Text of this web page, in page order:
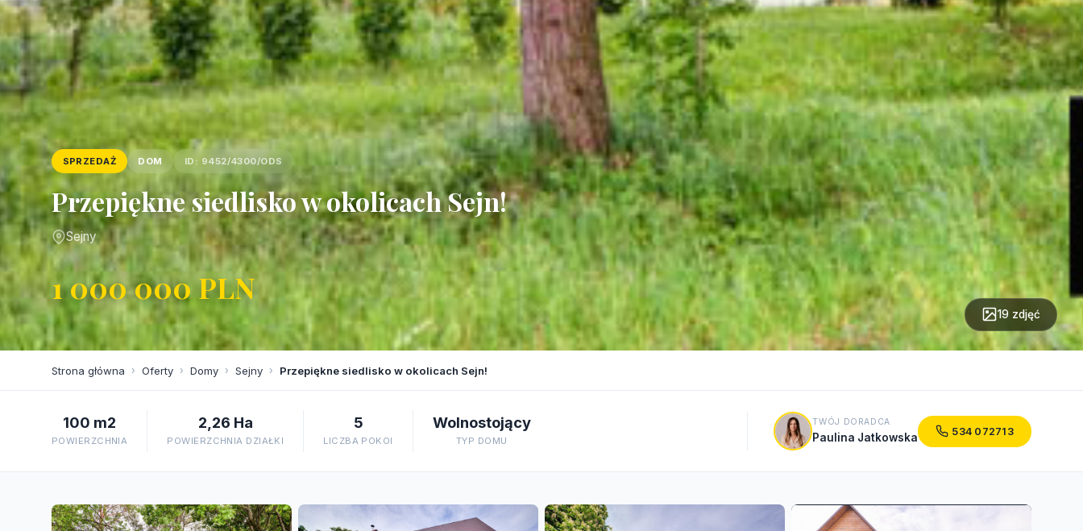
SPRZEDAŻ DOM ID: 9452/4300/ODS
Przepiękne siedlisko w okolicach Sejn!
Sejny
1 000 000 PLN
19 zdjęć
Strona główna › Oferty › Domy › Sejny › Przepiękne siedlisko w okolicach Sejn!
100 m2
POWIERZCHNIA
2,26 Ha
POWIERZCHNIA DZIAŁKI
5
LICZBA POKOI
Wolnostojący
TYP DOMU
TWÓJ DORADCA
Paulina Jatkowska 534 072713